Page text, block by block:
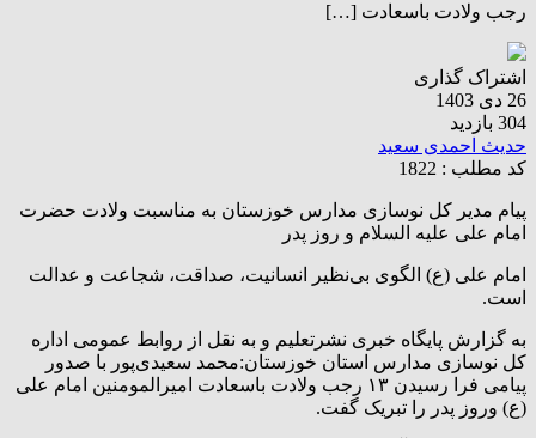
رجب ولادت باسعادت […]
اشتراک گذاری
26 دی 1403
304 بازدید
حدیث احمدی سعید
کد مطلب : 1822
پیام مدیر کل نوسازی مدارس خوزستان به مناسبت ولادت حضرت
امام علی علیه السلام و روز پدر
امام علی (ع) الگوی بی‌نظیر انسانیت، صداقت، شجاعت و عدالت
است.
به گزارش پایگاه خبری نشرتعلیم و به نقل از روابط عمومی اداره
کل نوسازی مدارس استان خوزستان:محمد سعیدی‌پور با صدور
پیامی فرا رسیدن ۱۳ رجب ولادت باسعادت امیرالمومنین امام علی
(ع) وروز پدر را تبریک گفت.